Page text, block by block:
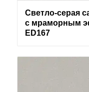
Светло-серая
с мраморным
ED167